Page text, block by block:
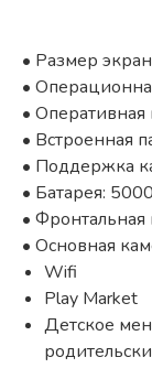
• Размер
•
• Оперативная
• Встроенная
• Поддержка
• Батарея:
•
• Основная
Wifi
Play Market
Детское